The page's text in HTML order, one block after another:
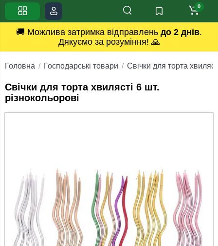
🚚 Можлива затримка відправлень до 2 днів.
Дякуємо за розуміння! 🙏
0
Головна Господарські товари Свічки для торта
Свічки для торта хвилясті 6 шт.
різнокольорові